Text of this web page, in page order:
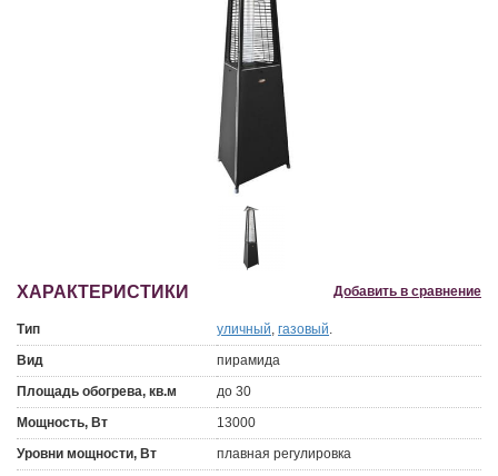
ХАРАКТЕРИСТИКИ Добавить в сравнение
Тип уличный, газовый.
Вид
пирамида
Площадь обогрева, кв.м
до 30
Мощность, Вт
13000
Уровни мощности, Вт
плавная регулировка